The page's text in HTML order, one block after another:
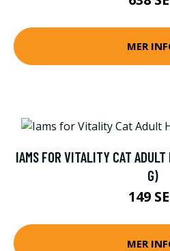
MER
IAMS FOR VITALITY CAT
G)
149
MER